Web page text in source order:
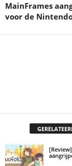
MainFrames
voor de